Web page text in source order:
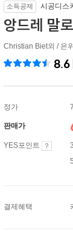
소득공제 시공디스
앙드레 말로
Christian Biet외 / 은
8.6
정가
판매가
YES포인트
결제혜택